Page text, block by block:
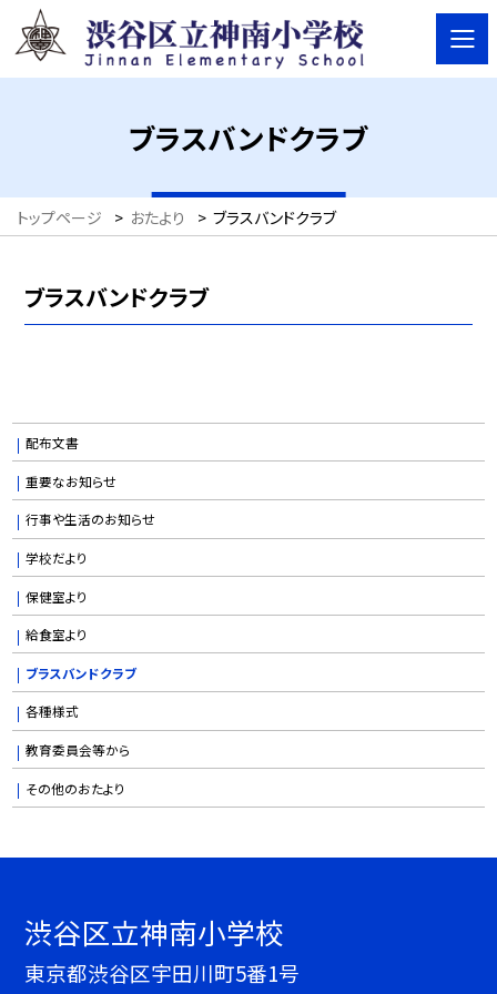
ブラスバンドクラブ
トップページ > おたより > ブラスバンドクラブ
ブラスバンドクラブ
配布文書
重要なお知らせ
行事や生活のお知らせ
学校だより
保健室より
給食室より
ブラスバンドクラブ
各種様式
教育委員会等から
その他のおたより
渋谷区立神南小学校
東京都渋谷区宇田川町5番1号